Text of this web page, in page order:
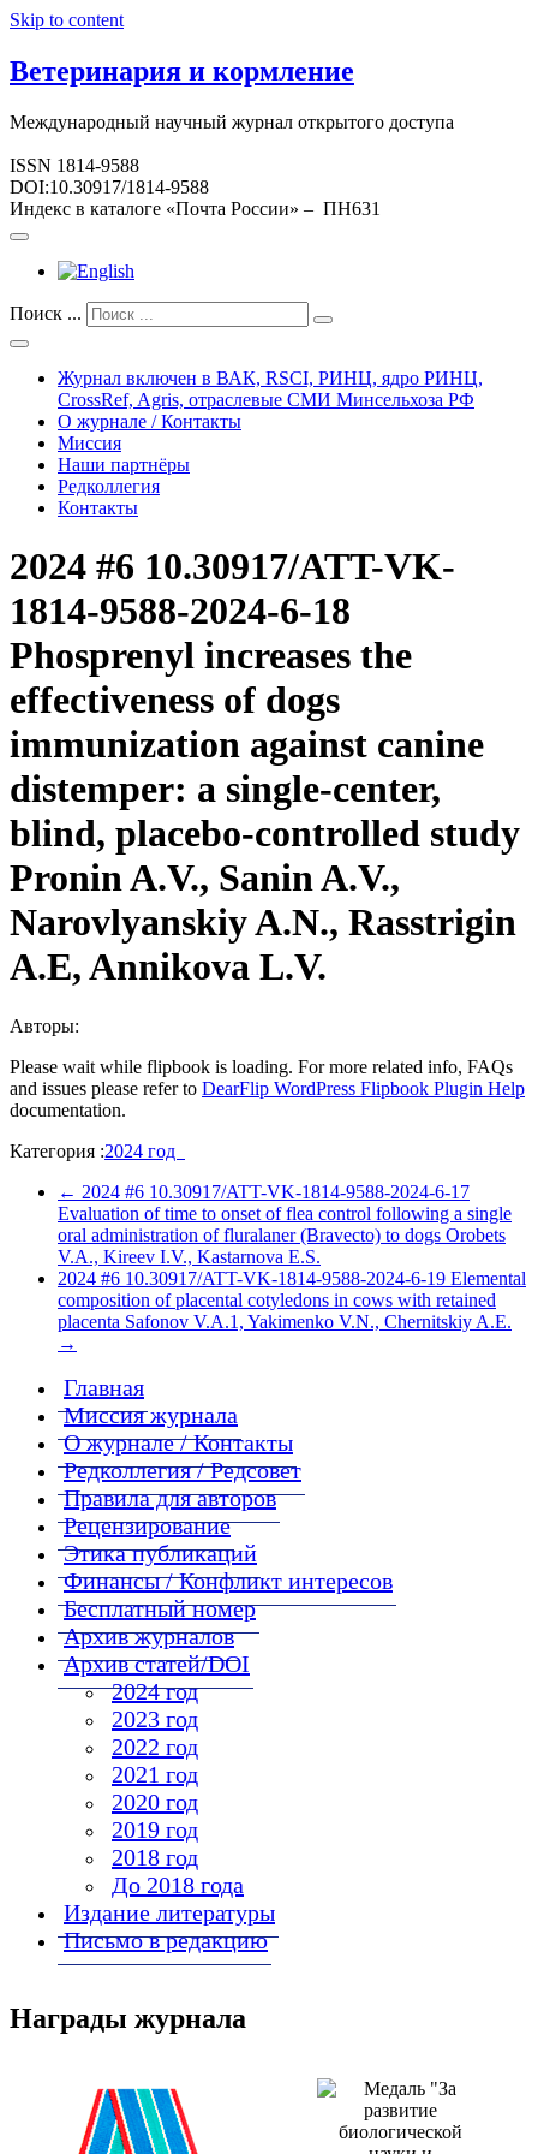
Skip to content
Ветеринария и кормление
Международный научный журнал открытого доступа
ISSN 1814-9588
DOI:10.30917/1814-9588
Индекс в каталоге «Почта России» – ПН631
Поиск ...
Журнал включен в ВАК, RSCI, РИНЦ, ядро РИНЦ,
CrossRef, Agris, отраслевые СМИ Минсельхоза РФ
О журнале / Контакты
Миссия
Наши партнёры
Редколлегия
Контакты
2024 #6 10.30917/ATT-VK-
1814-9588-2024-6-18
Phosprenyl increases the
effectiveness of dogs
immunization against canine
distemper: a single-center,
blind, placebo-controlled study
Pronin A.V., Sanin A.V.,
Narovlyanskiy A.N., Rasstrigin
A.E, Annikova L.V.
Авторы:
Please wait while flipbook is loading. For more related info, FAQs
and issues please refer to DearFlip WordPress Flipbook Plugin Help
documentation.
Категория :2024 год
← 2024 #6 10.30917/ATT-VK-1814-9588-2024-6-17
Evaluation of time to onset of flea control following a single
oral administration of fluralaner (Bravecto) to dogs Orobets
V.A., Kireev I.V., Kastarnova E.S.
2024 #6 10.30917/ATT-VK-1814-9588-2024-6-19 Elemental
composition of placental cotyledons in cows with retained
placenta Safonov V.A.1, Yakimenko V.N., Chernitskiy A.E.
→
Главная
Миссия журнала
О журнале / Контакты
Редколлегия / Редсовет
Правила для авторов
Рецензирование
Этика публикаций
Финансы / Конфликт интересов
Бесплатный номер
Архив журналов
Архив статей/DOI
2024 год
2023 год
2022 год
2021 год
2020 год
2019 год
2018 год
До 2018 года
Издание литературы
Письмо в редакцию
Награды журнала